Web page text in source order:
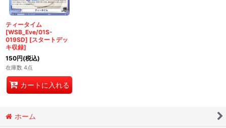
ティータイム
[WSB_Eve/01S-
019SD] [スタートデッ
キ収録]
150円(税込)
在庫数 4点
カートに入れる
ホーム